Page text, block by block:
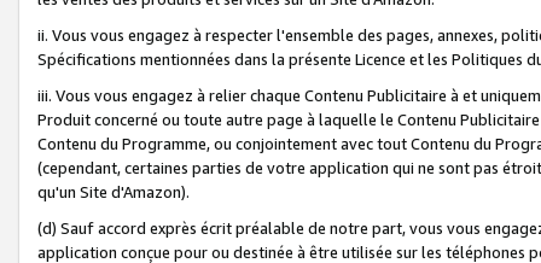
ii. Vous vous engagez à respecter l'ensemble des pages, annexes,
Spécifications mentionnées dans la présente Licence et les Politiques
iii. Vous vous engagez à relier chaque Contenu Publicitaire à et
Produit concerné ou toute autre page à laquelle le Contenu
Contenu du Programme, ou conjointement avec tout Contenu du
(cependant, certaines parties de votre application qui ne sont pas
qu'un Site d'Amazon).
(d) Sauf accord exprès écrit préalable de notre part, vous vous
application conçue pour ou destinée à être utilisée sur les téléphones